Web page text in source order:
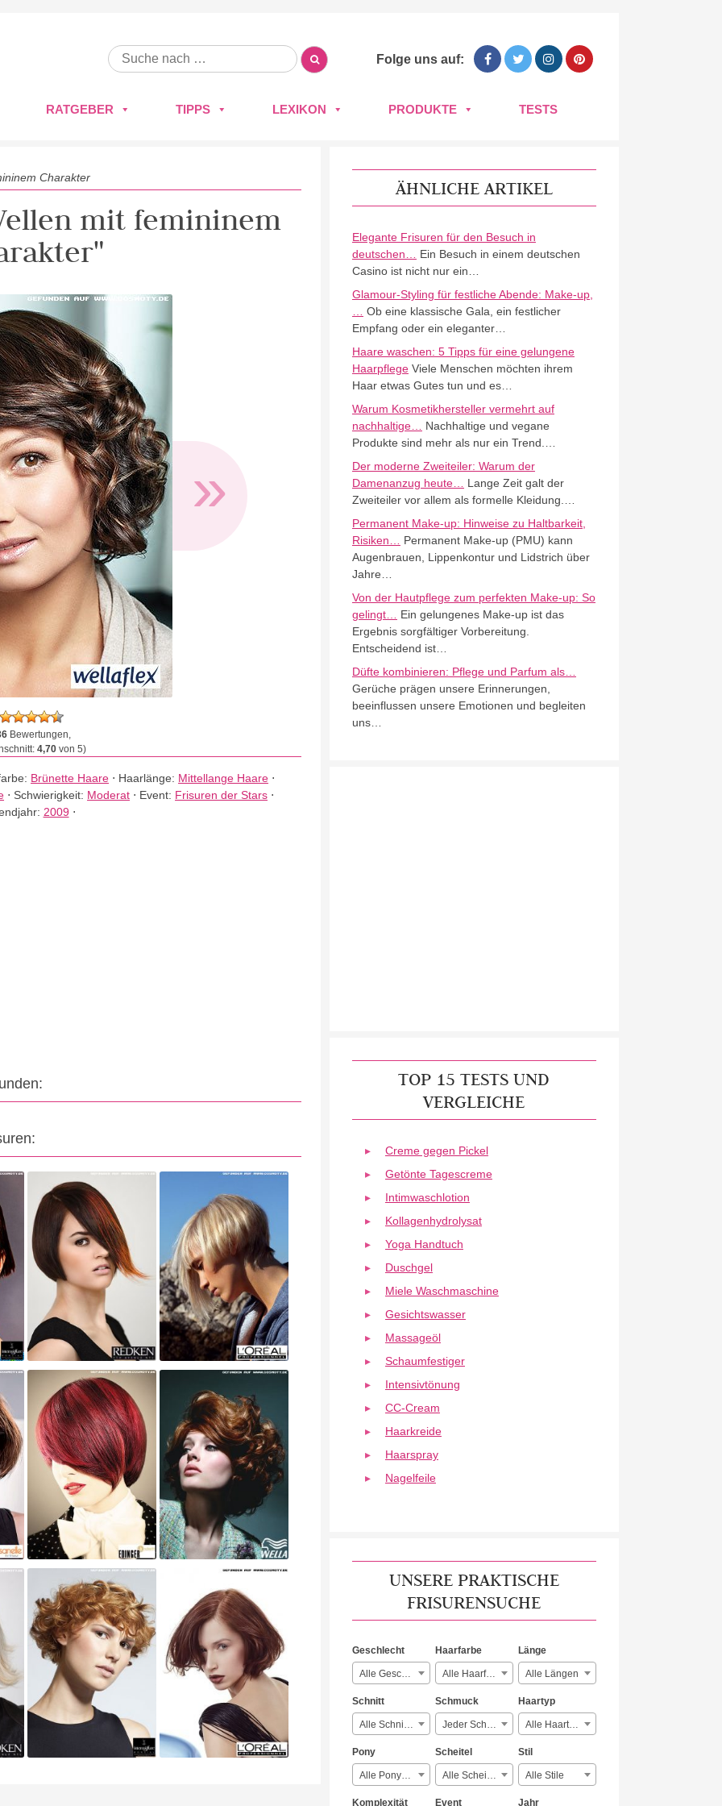
Folge uns auf:
RATGEBER TIPPS LEXIKON PRODUKTE TESTS
Charakter
mit femininem
»
Bewertungen,
4,70von 5)
Brünette Haare ⋅ Haarlänge: Mittellange Haare ⋅
⋅ Schwierigkeit: Moderat ⋅ Event: Frisuren der Stars ⋅
2009 ⋅
ÄHNLICHE ARTIKEL
Elegante Frisuren für den Besuch in
deutschen…
Ein Besuch in einem deutschen
Casino ist nicht nur ein…
Glamour-Styling für festliche Abende: Make-up,
Ob eine klassische Gala, ein festlicher
Empfang oder ein eleganter…
Haare waschen: 5 Tipps für eine gelungene
HaarpflegeViele Menschen möchten ihrem
Haar etwas Gutes tun und es…
Warum Kosmetikhersteller vermehrt auf
nachhaltige…
Nachhaltige und vegane
Produkte sind mehr als nur ein Trend.…
Der moderne Zweiteiler: Warum der
Damenanzug heute…
Lange Zeit galt der
Zweiteiler vor allem als formelle Kleidung.…
Permanent Make-up: Hinweise zu Haltbarkeit,
Risiken…
Permanent Make-up (PMU) kann
Augenbrauen, Lippenkontur und Lidstrich über
Jahre…
Von der Hautpflege zum perfekten Make-up: So
gelingt…
Ein gelungenes Make-up ist das
Ergebnis sorgfältiger Vorbereitung.
Entscheidend ist…
Düfte kombinieren: Pflege und Parfum als…
Gerüche prägen unsere Erinnerungen,
beeinflussen unsere Emotionen und begleiten
uns…
TOP 15 TESTS UND
VERGLEICHE
Creme gegen Pickel
Getönte Tagescreme
Intimwaschlotion
Kollagenhydrolysat
Yoga Handtuch
Duschgel
Miele Waschmaschine
Gesichtswasser
Massageöl
Schaumfestiger
Intensivtönung
CC-Cream
Haarkreide
Haarspray
Nagelfeile
UNSERE PRAKTISCHE
FRISURENSUCHE
Geschlecht
Alle Geschlechter
Haarfarbe
Alle Haarfarben
Länge
Alle Längen
Schnitt
Alle Schnitte
Schmuck
Jeder Schmuck
Haartyp
Alle Haartypen
Pony
Alle Ponyarten
Scheitel
Alle Scheitelarten
Stil
Alle Stile
Komplexität Event Jahr